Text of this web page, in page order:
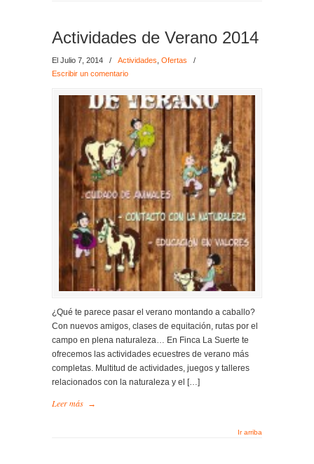
Actividades de Verano 2014
El Julio 7, 2014 / Actividades Ofertas
/
Escribir un comentario
¿Qué te parece pasar el verano montando a caballo?
Con nuevos amigos, clases de equitación, rutas por el
campo en plena naturaleza… En Finca La Suerte te
ofrecemos las actividades ecuestres de verano más
completas. Multitud de actividades, juegos y talleres
relacionados con la naturaleza y el […]
Leer más →
Ir arriba